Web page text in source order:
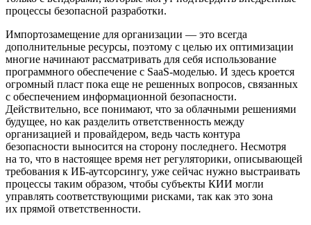
процессы безопасной разработки.
Импортозамещение для организации — это всегда
дополнительные ресурсы, поэтому с целью их оптимизации
многие начинают рассматривать для себя использование
программного обеспечение с SaaS-моделью. И здесь кроется
огромный пласт пока еще не решенных вопросов, связанных
с обеспечением информационной безопасности.
Действительно, все понимают, что за облачными решениями
будущее, но как разделить ответственность между
организацией и провайдером, ведь часть контура
безопасности выносится на сторону последнего. Несмотря
на то, что в настоящее время нет регуляторики, описывающей
требования к ИБ-аутсорсингу, уже сейчас нужно выстраивать
процессы таким образом, чтобы субъекты КИИ могли
управлять соответствующими рисками, так как это зона
их прямой ответственности.